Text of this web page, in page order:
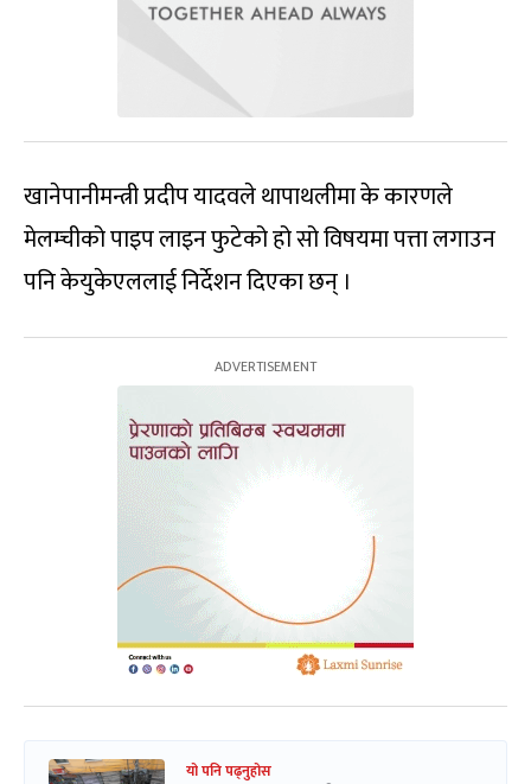
खानेपानीमन्त्री प्रदीप यादवले थापाथलीमा के कारणले
मेलम्चीको पाइप लाइन फुटेको हो सो विषयमा पत्ता लगाउन
पनि केयुकेएललाई निर्देशन दिएका छन् ।
यो पनि पढ्नुहोस